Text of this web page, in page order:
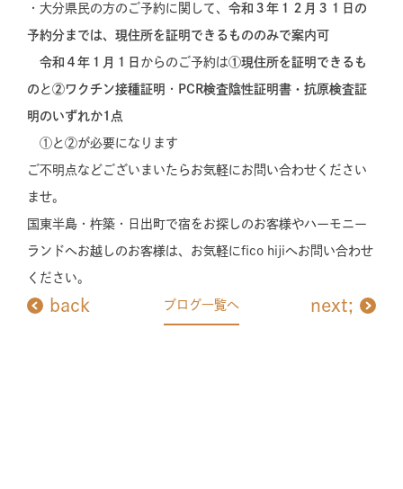
・大分県民の方のご予約に関して、 令和３年１２月３１日の
予約分までは、現住所を証明できるもののみで案内可
令和４年１月１日 からのご予約は①現住所を証明できるも
の と ②ワクチン接種証明 ・ PCR検査陰性証明書・抗原検査証
明のいずれか1点
①と②が必要になります
ご不明点などございまいたらお気軽にお問い合わせください
ませ。
国東半島・杵築・日出町で宿をお探しのお客様やハーモニー
ランドへお越しのお客様は、お気軽にfico hijiへお問い合わせ
ください。
back ブログ一覧へ next;